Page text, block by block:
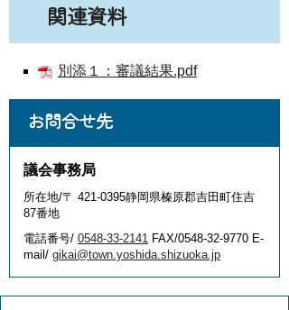
関連資料
別添１：審議結果.pdf
お問合せ先
議会事務局
所在地/〒 421-0395静岡県榛原郡吉田町住吉
87番地
電話番号/ 0548-33-2141 FAX/0548-32-9770 E-
mail/ gikai@town.yoshida.shizuoka.jp